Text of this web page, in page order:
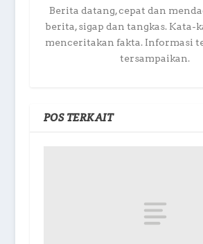
Berita datang, cepat dan
berita, sigap dan tangkas. Kata-
menceritakan fakta. Informasi
tersampaikan.
POS TERKAIT